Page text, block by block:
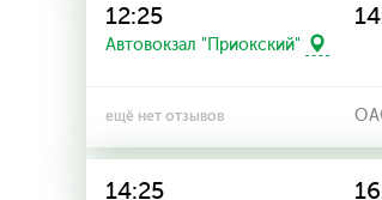
12:25
Автовокзал "Приокский"
ещё нет отзывов
14:25